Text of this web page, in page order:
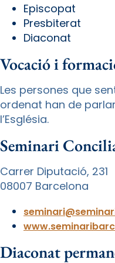
Episcopat
Presbiterat
Diaconat
Vocació i
Les persones que
ordenat han de
l’Església.
Seminari
Carrer Diputació, 231
08007 Barcelona
Diaconat